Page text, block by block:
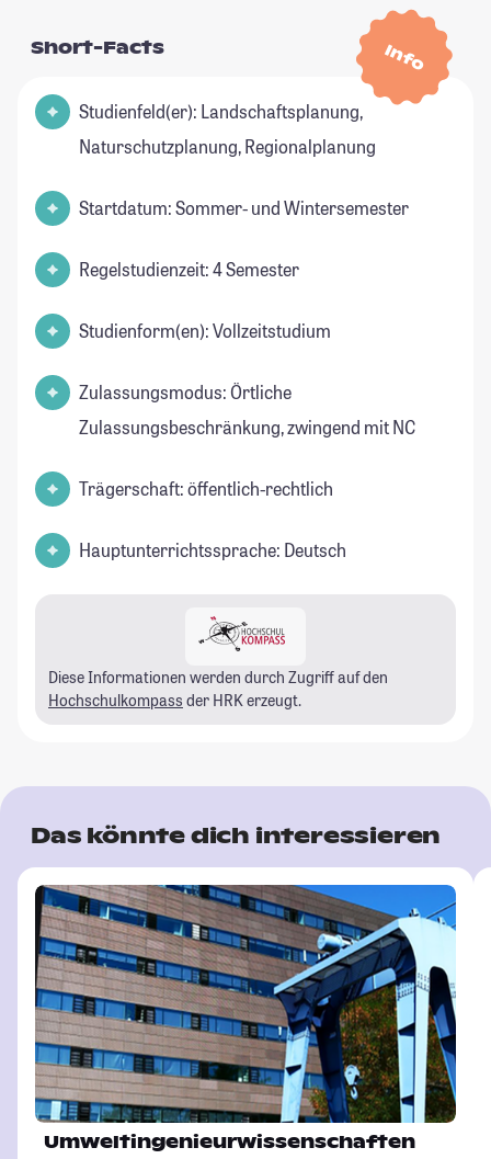
Info
Short-Facts
Studienfeld(er): Landschaftsplanung,
Naturschutzplanung, Regionalplanung
Startdatum: Sommer- und Wintersemester
Regelstudienzeit: 4 Semester
Studienform(en): Vollzeitstudium
Zulassungsmodus: Örtliche
Zulassungsbeschränkung, zwingend mit NC
Trägerschaft: öffentlich-rechtlich
Hauptunterrichtssprache: Deutsch
Diese Informationen werden durch Zugriff auf den
Hochschulkompass der HRK erzeugt.
Das könnte dich interessieren
Umweltingenieurwissenschaften